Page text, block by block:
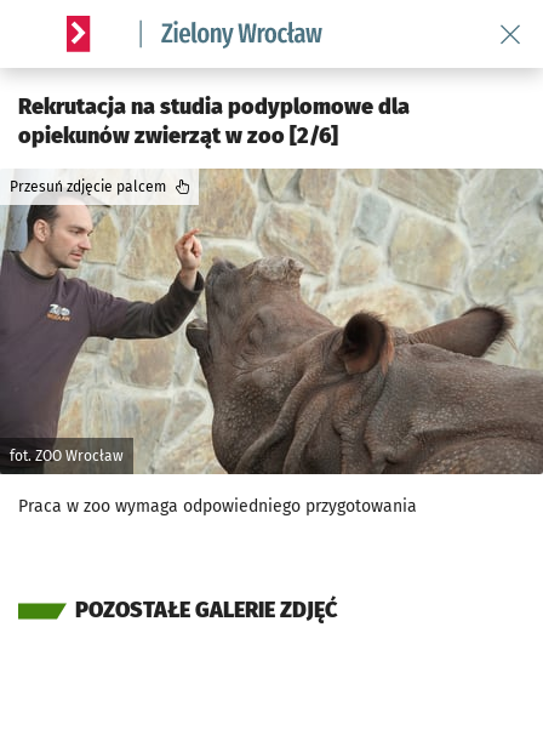
Serwis informacyjny wroclaw.pl podserwis: Środowisko we
Rekrutacja na studia podyplomowe dla
opiekunów zwierząt w zoo [2/6]
fot. ZOO Wrocław
Przesuń zdjęcie palcem
Praca w zoo wymaga odpowiedniego przygotowania
POZOSTAŁE GALERIE ZDJĘĆ